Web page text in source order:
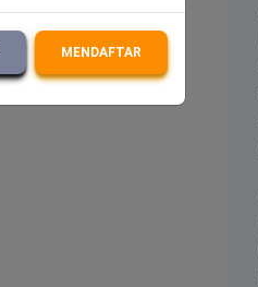
MENDAFTAR